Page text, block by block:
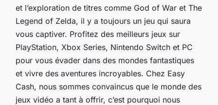
et l’exploration de titres comme God of War et The
Legend of Zelda, il y a toujours un jeu qui saura
vous captiver. Profitez des meilleurs jeux sur
PlayStation, Xbox Series, Nintendo Switch et PC
pour vous évader dans des mondes fantastiques
et vivre des aventures incroyables. Chez Easy
Cash, nous sommes convaincus que le monde des
jeux vidéo a tant à offrir, c’est pourquoi nous